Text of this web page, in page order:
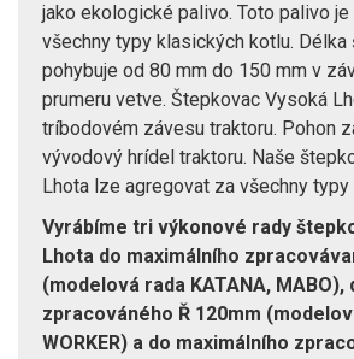
jako ekologické palivo. Toto palivo je
všechny typy klasických kotlu. Délka
pohybuje od 80 mm do 150 mm v
prumeru vetve. Štepkovac Vysoká
tríbodovém závesu traktoru. Pohon
vývodový hrídel traktoru. Naše
Lhota lze agregovat za všechny typy
Vyrábíme tri výkonové rady
Lhota do maximálního
(modelová rada KATANA, MABO),
zpracováného Ř 120mm
WORKER) a do maximálního